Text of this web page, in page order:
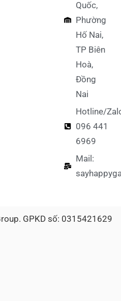
Quốc,
Phường
Hố Nai,
TP Biên
Hoà,
Đồng
Nai
Hotline/
096 441
6969
Mail:
GPKD số: 0315421629